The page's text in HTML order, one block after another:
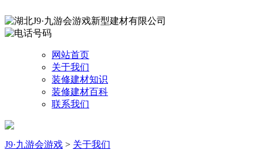
网站首页
关于我们
装修建材知识
装修建材百科
联系我们
J9·九游会游戏 > 关于我们